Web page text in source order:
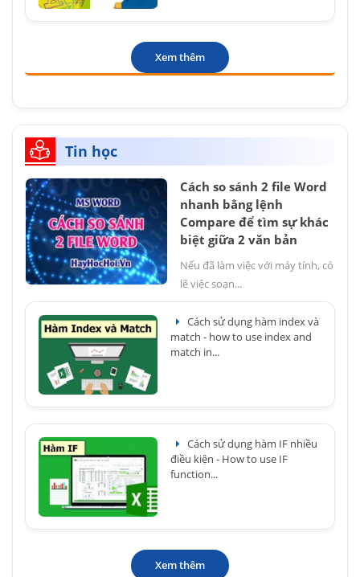
Xem thêm
Tin học
Cách so sánh 2 file Word
nhanh bằng lệnh
Compare để tìm sự khác
biệt giữa 2 văn bản
Nếu đã làm việc với máy tính, có
lẽ việc soạn...
Cách sử dụng hàm index và
match - how to use index and
match in...
Cách sử dụng hàm IF nhiều
điều kiện - How to use IF
function...
Xem thêm